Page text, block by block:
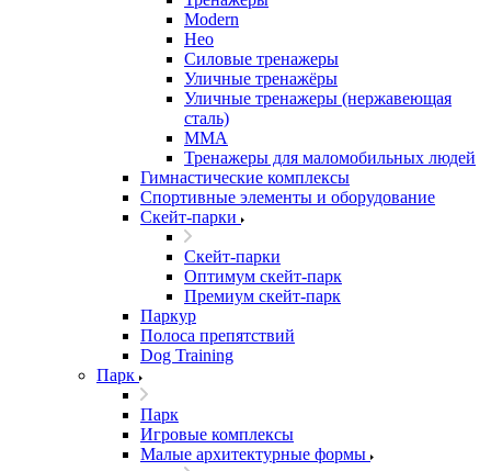
Modern
Нео
Силовые тренажеры
Уличные тренажёры
Уличные тренажеры (нержавеющая
сталь)
ММА
Тренажеры для маломобильных людей
Гимнастические комплексы
Спортивные элементы и оборудование
Скейт-парки
Скейт-парки
Оптимум скейт-парк
Премиум скейт-парк
Паркур
Полоса препятствий
Dog Training
Парк
Парк
Игровые комплексы
Малые архитектурные формы